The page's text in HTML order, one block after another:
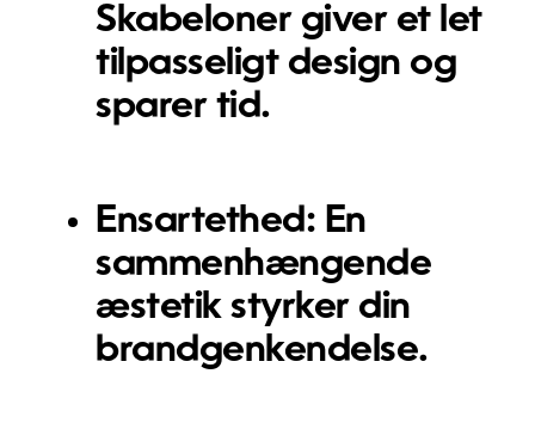
Skabeloner giver et let
tilpasseligt design og
sparer tid.
Ensartethed: En
sammenhængende
æstetik styrker din
brandgenkendelse.